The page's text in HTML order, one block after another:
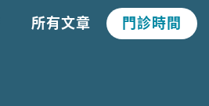
所有文章 門診時間